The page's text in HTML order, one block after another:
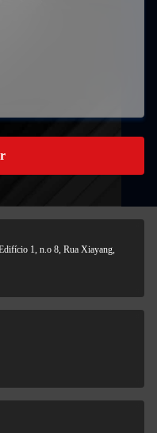
1, n.o 8, Rua Xiayang,